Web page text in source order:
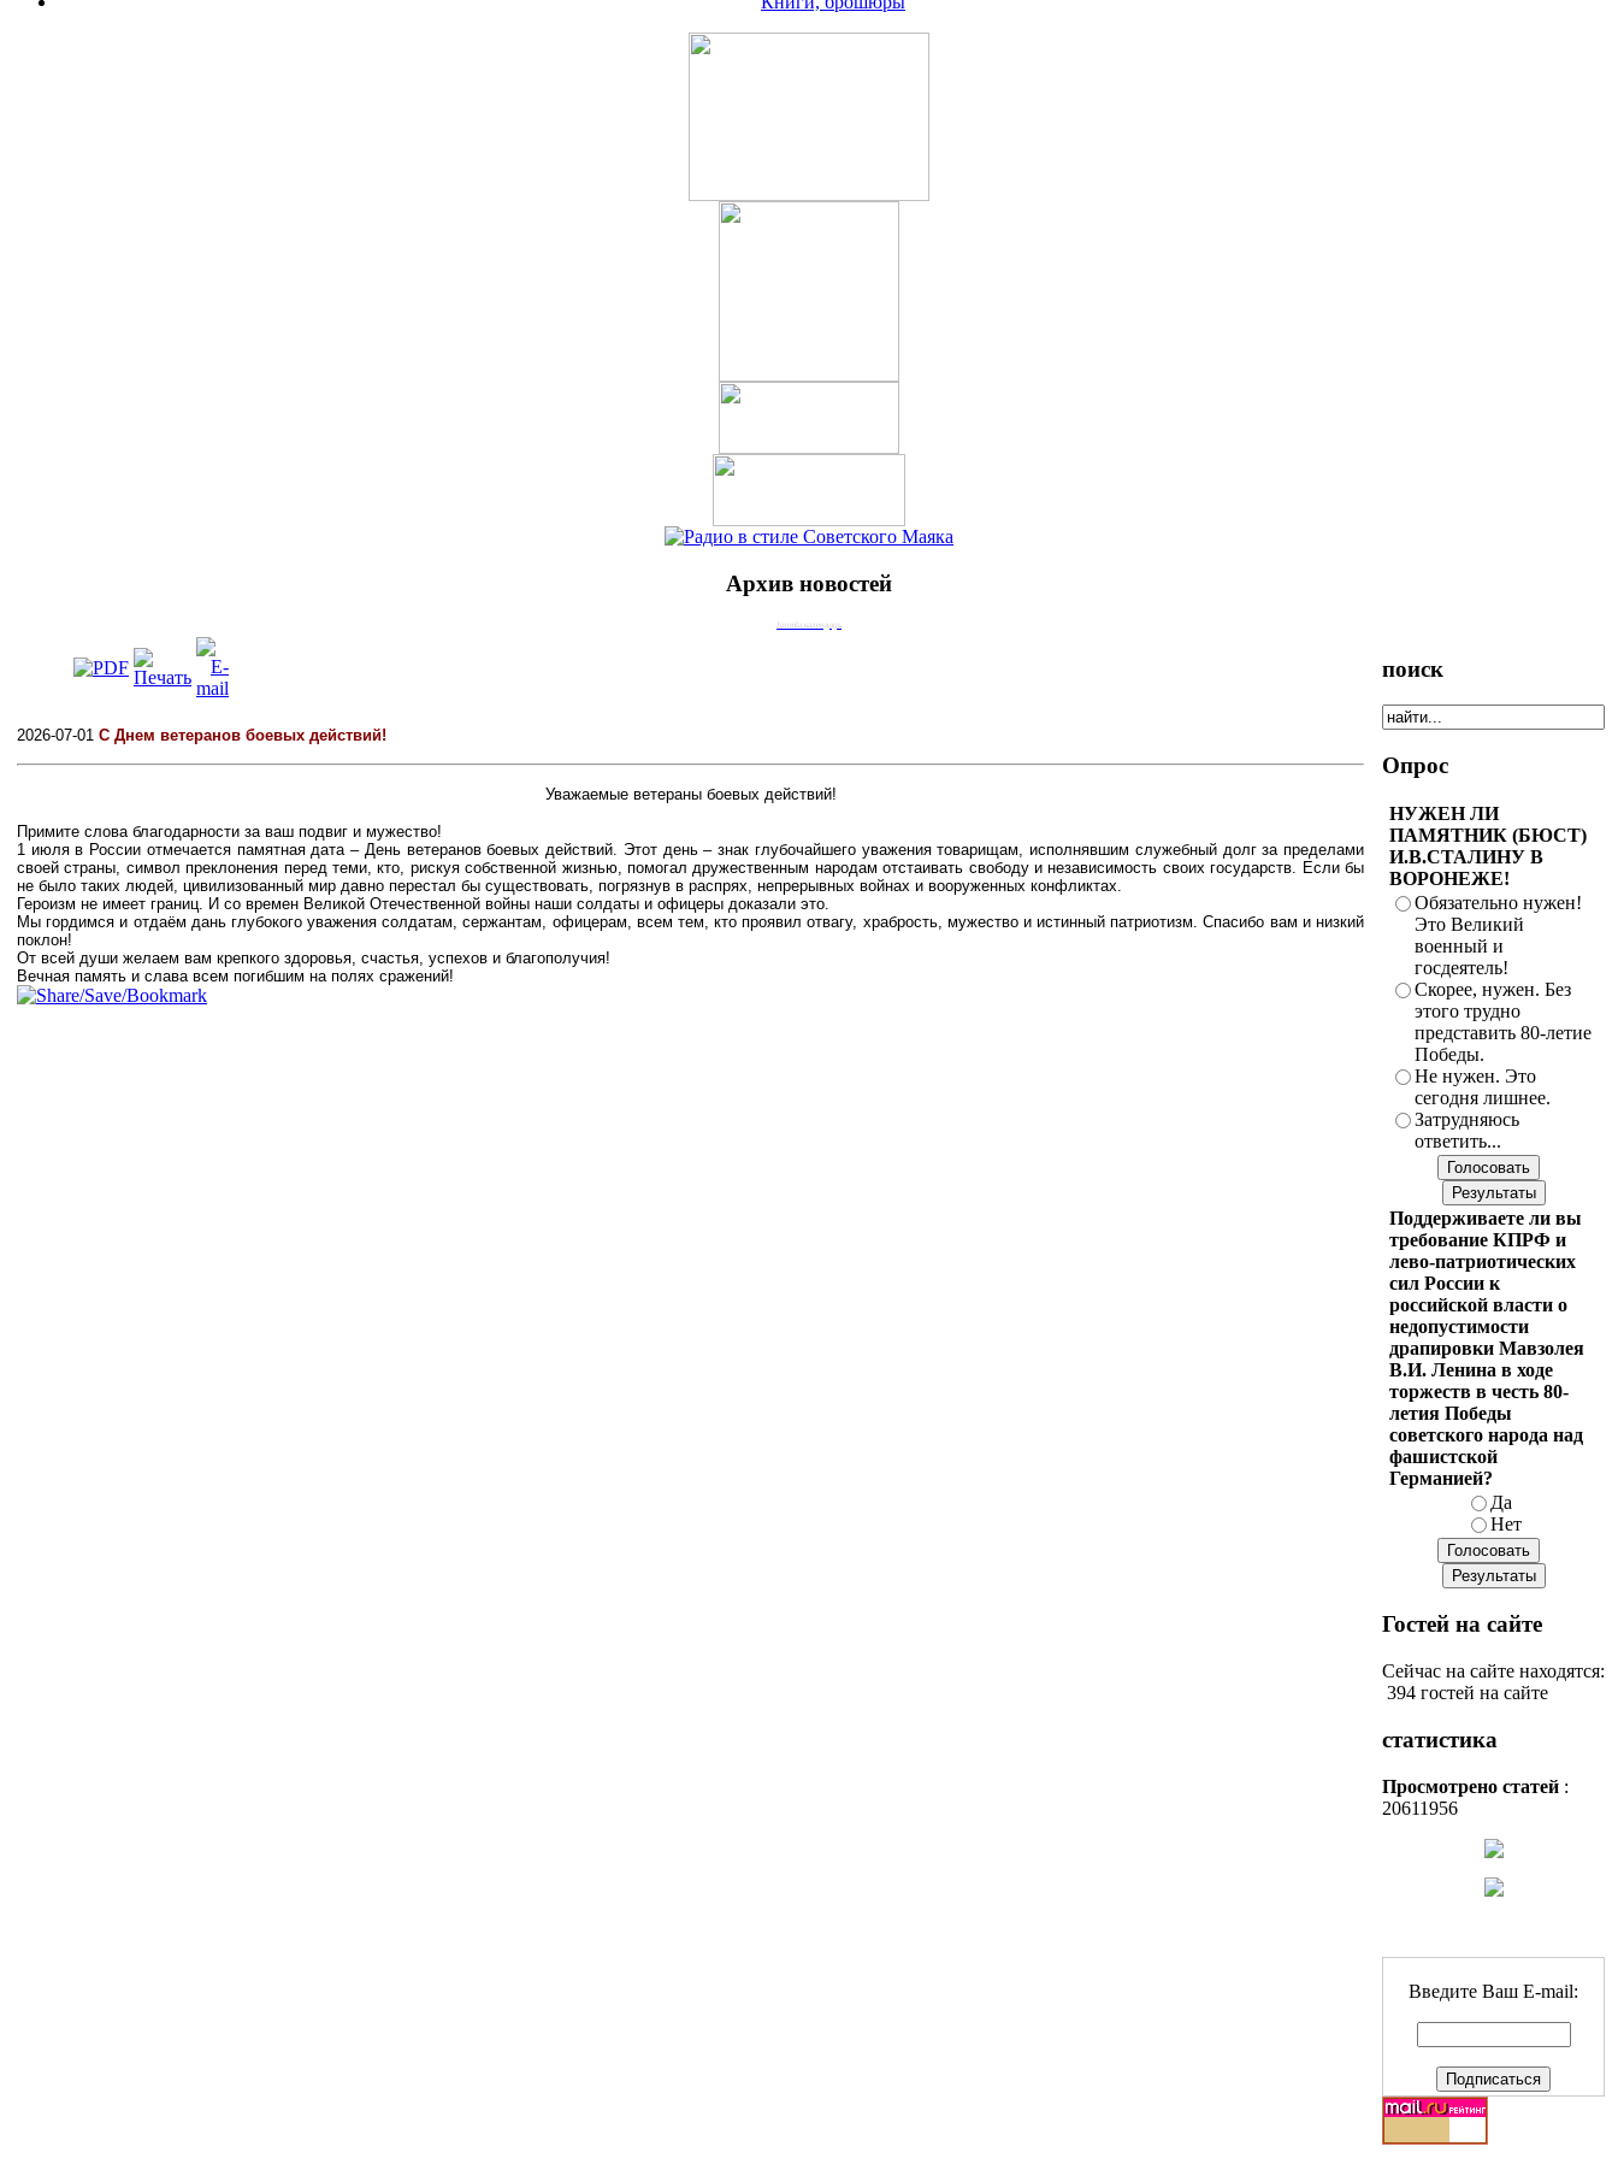
Архив новостей
Joomla календарь
2026-07-01 С Днем ветеранов боевых действий!
Уважаемые ветераны боевых действий!
Примите слова благодарности за ваш подвиг и мужество!
1 июля в России отмечается памятная дата – День ветеранов боевых действий. Этот день – знак глубочайшего уважения товарищам, исполнявшим служебный долг за пределами
своей страны, символ преклонения перед теми, кто, рискуя собственной жизнью, помогал дружественным народам отстаивать свободу и независимость своих государств. Если бы
не было таких людей, цивилизованный мир давно перестал бы существовать, погрязнув в распрях, непрерывных войнах и вооруженных конфликтах.
Героизм не имеет границ. И со времен Великой Отечественной войны наши солдаты и офицеры доказали это.
Мы гордимся и отдаём дань глубокого уважения солдатам, сержантам, офицерам, всем тем, кто проявил отвагу, храбрость, мужество и истинный патриотизм. Спасибо вам и низкий
поклон!
От всей души желаем вам крепкого здоровья, счастья, успехов и благополучия!
Вечная память и слава всем погибшим на полях сражений!
поиск
Опрос
НУЖЕН ЛИ
ПАМЯТНИК (БЮСТ)
И.В.СТАЛИНУ В
ВОРОНЕЖЕ!
Обязательно нужен!
Это Великий
военный и
госдеятель!
Скорее, нужен. Без
этого трудно
представить 80-летие
Победы.
Не нужен. Это
сегодня лишнее.
Затрудняюсь
ответить...
Поддерживаете ли вы
требование КПРФ и
лево-патриотических
сил России к
российской власти о
недопустимости
драпировки Мавзолея
В.И. Ленина в ходе
торжеств в честь 80-
летия Победы
советского народа над
фашистской
Германией?
Да
Нет
Гостей на сайте
Сейчас на сайте находятся:
394 гостей на сайте
статистика
Просмотрено статей :
20611956
Введите Ваш E-mail: